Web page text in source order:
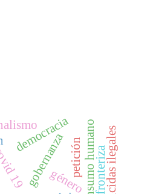
19gobernanzagéneroconsumo humano
democracia
petición